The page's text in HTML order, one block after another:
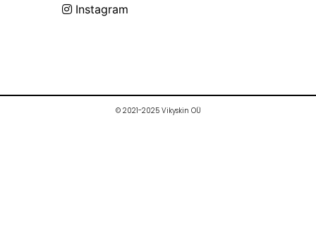
Instagram
© 2021-2025 Vikyskin OÜ